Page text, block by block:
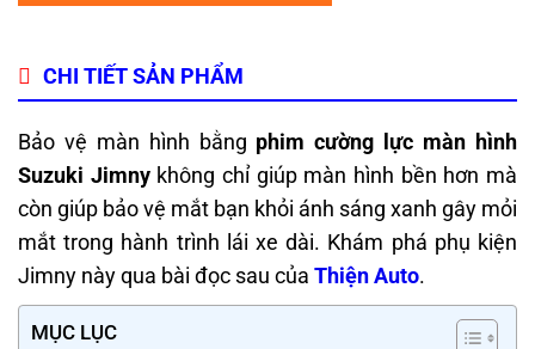
CHI TIẾT SẢN PHẨM
Bảo vệ màn hình bằng phim cường lực màn hình
Suzuki Jimnykhông chỉ giúp màn hình bền hơn mà
còn giúp bảo vệ mắt bạn khỏi ánh sáng xanh gây mỏi
mắt trong hành trình lái xe dài. Khám phá phụ kiện
Jimny này qua bài đọc sau của Thiện Auto.
MỤC LỤC